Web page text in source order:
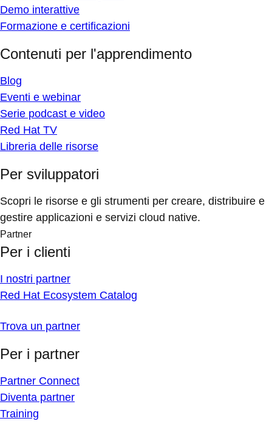
Demo interattive
Formazione e certificazioni
Contenuti per l'apprendimento
Blog
Eventi e webinar
Serie podcast e video
Red Hat TV
Libreria delle risorse
Per sviluppatori
Scopri le risorse e gli strumenti per creare, distribuire e
gestire applicazioni e servizi cloud native.
Partner
Per i clienti
I nostri partner
Red Hat Ecosystem Catalog
Trova un partner
Per i partner
Partner Connect
Diventa partner
Training